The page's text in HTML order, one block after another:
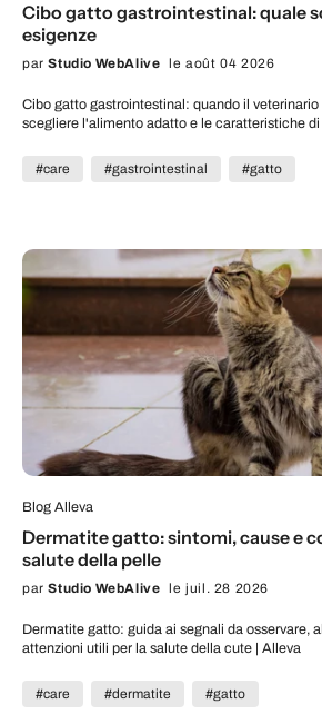
Cibo gatto gastrointestinal: quale
esigenze
parStudio WebAlive le août 04 2026
Cibo gatto gastrointestinal: quando il
scegliere l'alimento adatto e le caratteristiche
#care
#gastrointestinal #gatto
Blog Alleva
Dermatite gatto: sintomi, cause e
salute della pelle
parStudio WebAlive le juil. 28 2026
Dermatite gatto: guida ai segnali da osservare,
attenzioni utili per la salute della cute | Alleva
#care #dermatite #gatto